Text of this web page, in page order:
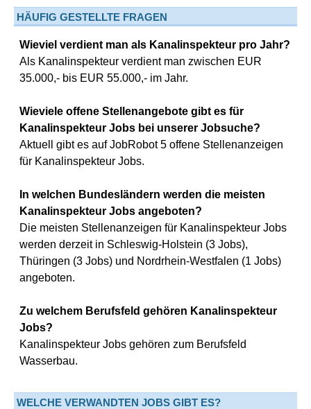
HÄUFIG GESTELLTE FRAGEN
Wieviel verdient man als Kanalinspekteur pro Jahr?
Als Kanalinspekteur verdient man zwischen EUR
35.000,- bis EUR 55.000,- im Jahr.
Wieviele offene Stellenangebote gibt es für
Kanalinspekteur Jobs bei unserer Jobsuche?
Aktuell gibt es auf JobRobot 5 offene Stellenanzeigen
für Kanalinspekteur Jobs.
In welchen Bundesländern werden die meisten
Kanalinspekteur Jobs angeboten?
Die meisten Stellenanzeigen für Kanalinspekteur Jobs
werden derzeit in Schleswig-Holstein (3 Jobs),
Thüringen (3 Jobs) und Nordrhein-Westfalen (1 Jobs)
angeboten.
Zu welchem Berufsfeld gehören Kanalinspekteur
Jobs?
Kanalinspekteur Jobs gehören zum Berufsfeld
Wasserbau.
WELCHE VERWANDTEN JOBS GIBT ES?